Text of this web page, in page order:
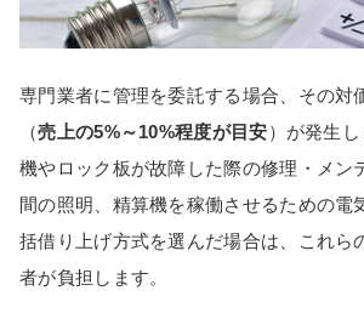
専門業者に管理を委託する場合、その対
（売上の5%～10%程度が目安）が発生
機やロック板が故障した際の修理・メン
間の照明、精算機を稼働させるための電
括借り上げ方式を選んだ場合は、これら
者が負担します。